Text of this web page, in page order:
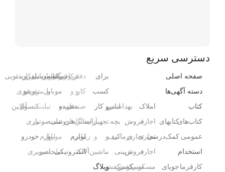
دسترسی سریع
صفحه اصلی
دسته آگهی‌ها
کتاب
کتاب‌های
عمومی
کتابهای
کمک‌درسی
استخدام
کارفرما جویای
املاک
اجاره
تجاری
اجاره
مسکونی
فروش
تجاری
فروش
مسکونی
بهداشتی
،
درمانی
تزیینی
کفش
لباس
بچه
کیف
،
کفش
برای
کسب
و کار
تجهیزات
و
ماشین‌آلات
آرایشگاه
و
سالن‌های
زیبایی
دفتر
کار
صنعتی
فروشگاه
و
مغازه
کافی‌شاپ
و
رستوران
عمده
فروشی
لوازم
الکترونیکی
رایانه
موبایل
و
تبلت
موبایل
تبلت
لوازم
جانبی
موبایل
و
تبلت
سیم‌کارت
متفرقه
صوتی
و
تصویری
تلفن
رومیزی
کنسول،
بازی‌
ویدئویی
و
آنلاین
خودرو
وبلاگ